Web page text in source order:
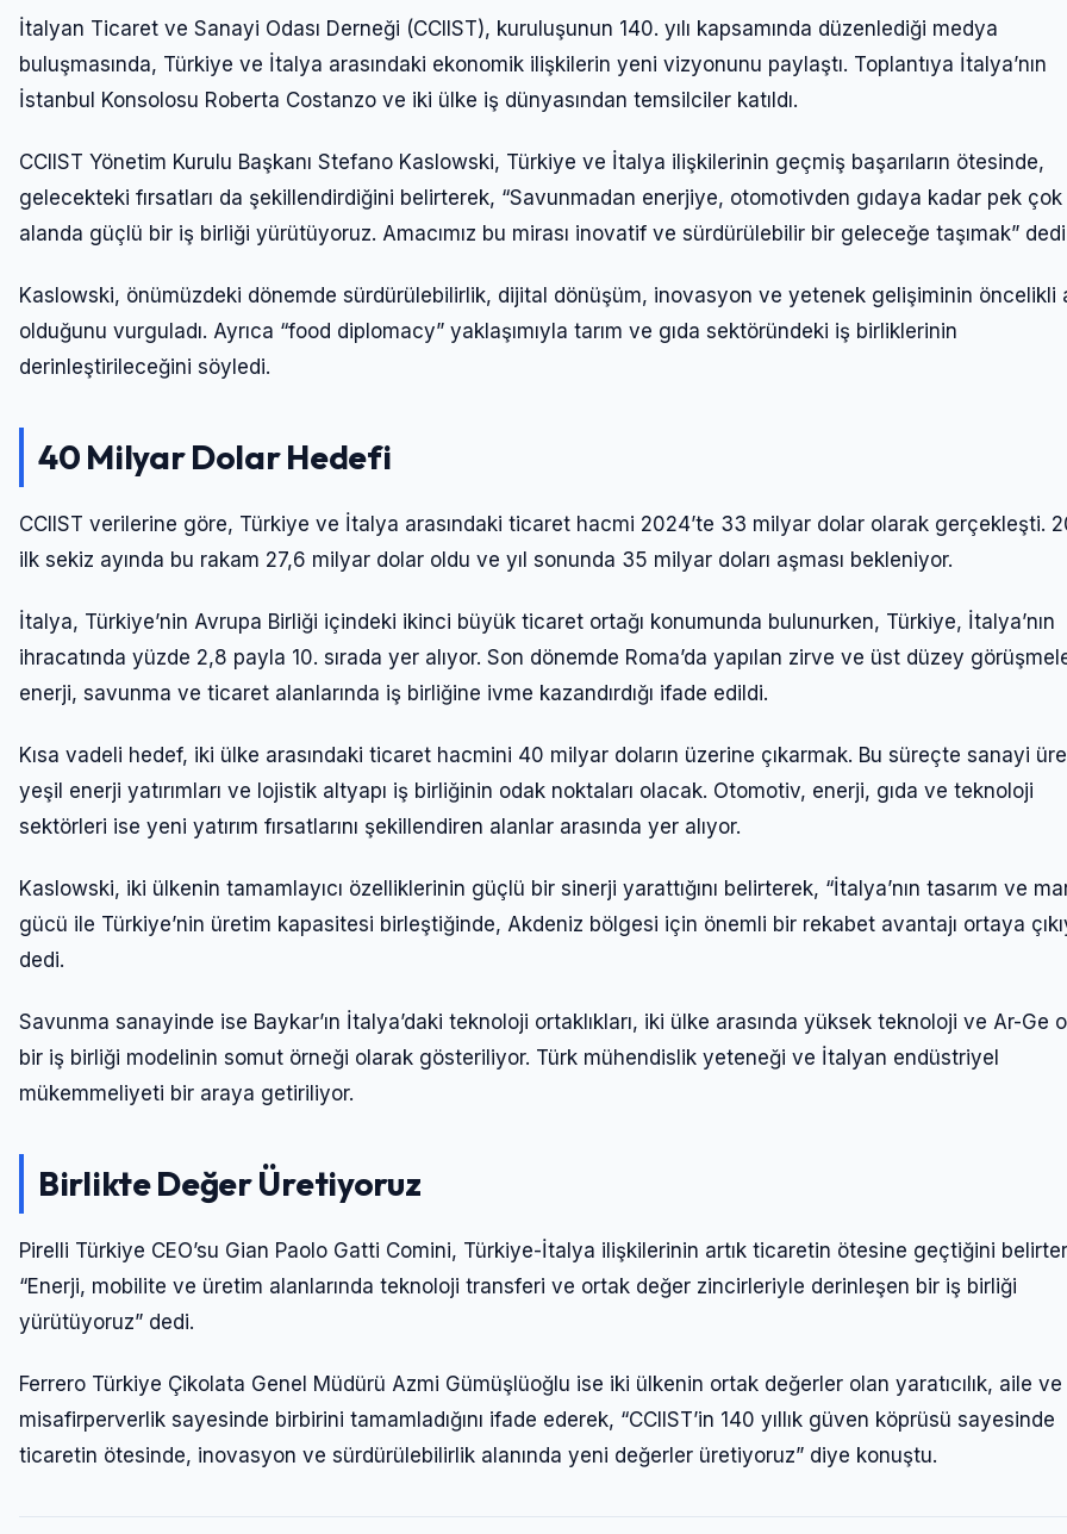
İtalyan Ticaret ve Sanayi Odası Derneği (CCIIST), kuruluşunun 140. yılı kapsamında düzenlediği medya
buluşmasında, Türkiye ve İtalya arasındaki ekonomik ilişkilerin yeni vizyonunu paylaştı. Toplantıya İtalya’nın
İstanbul Konsolosu Roberta Costanzo ve iki ülke iş dünyasından temsilciler katıldı.
CCIIST Yönetim Kurulu Başkanı Stefano Kaslowski, Türkiye ve İtalya ilişkilerinin geçmiş başarıların ötesinde,
gelecekteki fırsatları da şekillendirdiğini belirterek, “Savunmadan enerjiye, otomotivden gıdaya kadar pek çok
alanda güçlü bir iş birliği yürütüyoruz. Amacımız bu mirası inovatif ve sürdürülebilir bir geleceğe taşımak”
Kaslowski, önümüzdeki dönemde sürdürülebilirlik, dijital dönüşüm, inovasyon ve yetenek gelişiminin öncelikli
olduğunu vurguladı. Ayrıca “food diplomacy” yaklaşımıyla tarım ve gıda sektöründeki iş birliklerinin
derinleştirileceğini söyledi.
40 Milyar Dolar Hedefi
CCIIST verilerine göre, Türkiye ve İtalya arasındaki ticaret hacmi 2024’te 33 milyar dolar olarak gerçekleşti.
ilk sekiz ayında bu rakam 27,6 milyar dolar oldu ve yıl sonunda 35 milyar doları aşması bekleniyor.
İtalya, Türkiye’nin Avrupa Birliği içindeki ikinci büyük ticaret ortağı konumunda bulunurken, Türkiye, İtalya’nın
ihracatında yüzde 2,8 payla 10. sırada yer alıyor. Son dönemde Roma’da yapılan zirve ve üst düzey
enerji, savunma ve ticaret alanlarında iş birliğine ivme kazandırdığı ifade edildi.
Kısa vadeli hedef, iki ülke arasındaki ticaret hacmini 40 milyar doların üzerine çıkarmak. Bu süreçte sanayi
yeşil enerji yatırımları ve lojistik altyapı iş birliğinin odak noktaları olacak. Otomotiv, enerji, gıda ve teknoloji
sektörleri ise yeni yatırım fırsatlarını şekillendiren alanlar arasında yer alıyor.
Kaslowski, iki ülkenin tamamlayıcı özelliklerinin güçlü bir sinerji yarattığını belirterek, “İtalya’nın tasarım ve
gücü ile Türkiye’nin üretim kapasitesi birleştiğinde, Akdeniz bölgesi için önemli bir rekabet avantajı ortaya
dedi.
Savunma sanayinde ise Baykar’ın İtalya’daki teknoloji ortaklıkları, iki ülke arasında yüksek teknoloji ve Ar-Ge
bir iş birliği modelinin somut örneği olarak gösteriliyor. Türk mühendislik yeteneği ve İtalyan endüstriyel
mükemmeliyeti bir araya getiriliyor.
Birlikte Değer Üretiyoruz
Pirelli Türkiye CEO’su Gian Paolo Gatti Comini, Türkiye-İtalya ilişkilerinin artık ticaretin ötesine geçtiğini
“Enerji, mobilite ve üretim alanlarında teknoloji transferi ve ortak değer zincirleriyle derinleşen bir iş birliği
yürütüyoruz” dedi.
Ferrero Türkiye Çikolata Genel Müdürü Azmi Gümüşlüoğlu ise iki ülkenin ortak değerler olan yaratıcılık, aile ve
misafirperverlik sayesinde birbirini tamamladığını ifade ederek, “CCIIST’in 140 yıllık güven köprüsü sayesinde
ticaretin ötesinde, inovasyon ve sürdürülebilirlik alanında yeni değerler üretiyoruz” diye konuştu.
Giriş Yap
Kullanıcı Adı veya E-posta